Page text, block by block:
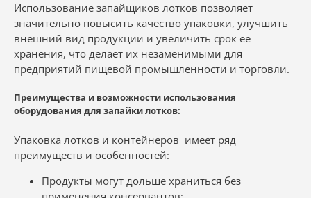
Использование запайщиков лотков позволяет
значительно повысить качество упаковки, улучшить
внешний вид продукции и увеличить срок ее
хранения, что делает их незаменимыми для
предприятий пищевой промышленности и торговли.
Преимущества и возможности использования
оборудования для запайки лотков:
Упаковка лотков и контейнеров имеет ряд
преимуществ и особенностей:
Продукты могут дольше храниться без